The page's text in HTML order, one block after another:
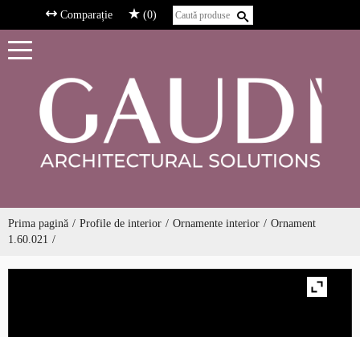
Comparație (0)
Prima pagină Profile de interior Ornamente interior
Ornament
1.60.021